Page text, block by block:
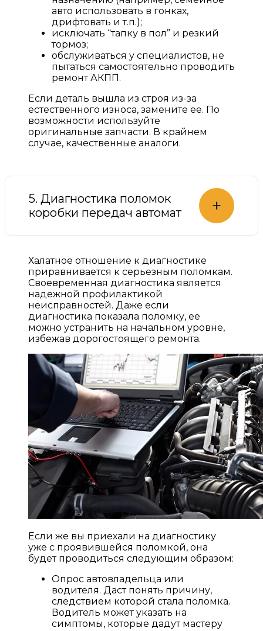
авто использовать в гонках,
дрифтовать и т.п.);
исключать “тапку в пол” и резкий
тормоз;
обслуживаться у специалистов, не
пытаться самостоятельно проводить
ремонт АКПП.
Если деталь вышла из строя из-за
естественного износа, замените ее. По
возможности используйте
оригинальные запчасти. В крайнем
случае, качественные аналоги.
5. Диагностика поломок
коробки передач автомат
+
Халатное отношение к диагностике
приравнивается к серьезным поломкам.
Своевременная диагностика является
надежной профилактикой
неисправностей. Даже если
диагностика показала поломку, ее
можно устранить на начальном уровне,
избежав дорогостоящего ремонта.
Если же вы приехали на диагностику
уже с проявившейся поломкой, она
будет проводиться следующим образом:
Опрос автовладельца или
водителя. Даст понять причину,
следствием которой стала поломка.
Водитель может указать на
симптомы, которые дадут мастеру